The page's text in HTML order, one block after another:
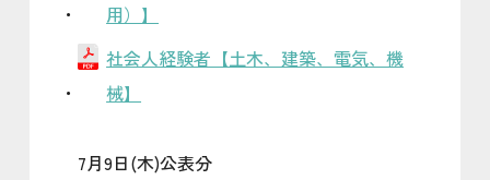
用）】
社会人経験者【土木、建築、電気、機
械】
7月9日(木)公表分